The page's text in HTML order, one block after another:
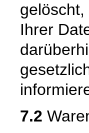
Ihrer
7.2